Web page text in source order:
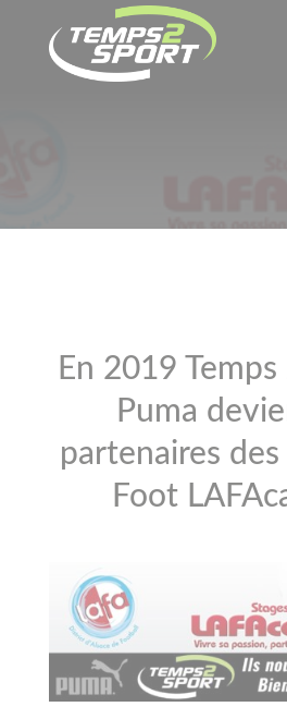
En 2019
Puma
partenaires des
Foot